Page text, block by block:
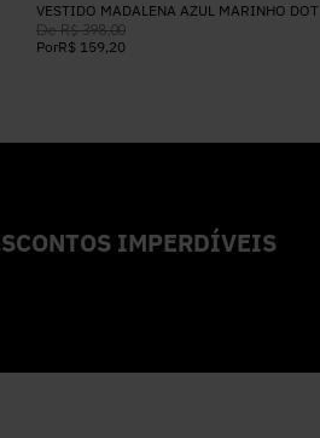
VESTIDO MADALENA AZUL MARINHO DOT
De R$ 398,00
PorR$ 159,20
IMPERDÍVEIS